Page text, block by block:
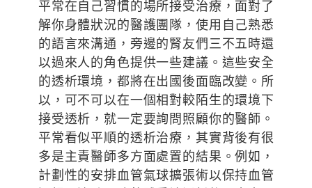
平常在自己習慣的場所接受治療，面對了
解你身體狀況的醫護團隊，使用自己熟悉
的語言來溝通，旁邊的腎友們三不五時還
以過來人的角色提供一些建議。這些安全
的透析環境，都將在出國後面臨改變。所
以，可不可以在一個相對較陌生的環境下
接受透析，就一定要詢問照顧你的醫師。
平常看似平順的透析治療，其實背後有很
多是主責醫師多方面處置的結果。例如，
計劃性的安排血管氣球擴張術以保持血管